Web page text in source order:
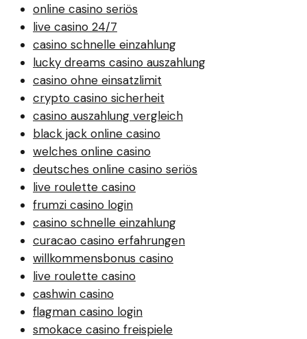
online casino seriös
live casino 24/7
casino schnelle einzahlung
lucky dreams casino auszahlung
casino ohne einsatzlimit
crypto casino sicherheit
casino auszahlung vergleich
black jack online casino
welches online casino
deutsches online casino seriös
live roulette casino
frumzi casino login
casino schnelle einzahlung
curacao casino erfahrungen
willkommensbonus casino
live roulette casino
cashwin casino
flagman casino login
smokace casino freispiele